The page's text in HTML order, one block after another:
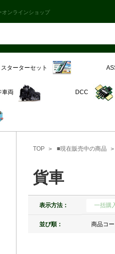
オンラインショップ
スターターセット
車両 DCC
TOP ■現在販売中の商品
貨車
表示方法： 一括購
並び順： 商品コ